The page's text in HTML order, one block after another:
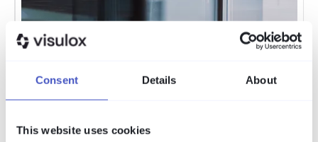
Consent Details About
This website uses cookies